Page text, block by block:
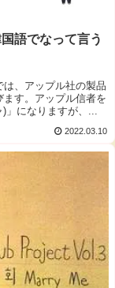
語でなって言う
は、アップル社の製品
す。アップル信者を
になりますが、...
2022.03.10